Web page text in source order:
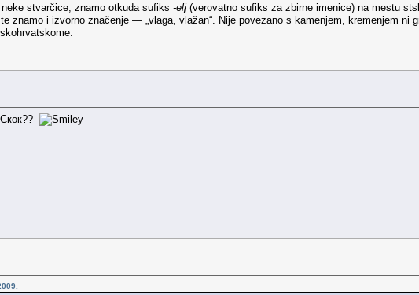
stvarčice; znamo otkuda sufiks -elj (verovatno sufiks za zbirne imenice) na mestu
znamo i izvorno značenje — „vlaga, vlažan“. Nije povezano s kamenjem, kremenjem ni